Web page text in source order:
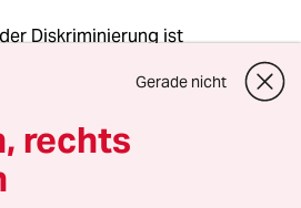
Diskriminierung ist
man schnell irgendwas
Nur geht's natürlich
z.B. Schwarze nicht zu
weil sie schwarz sind.
Gerade nicht
rechts